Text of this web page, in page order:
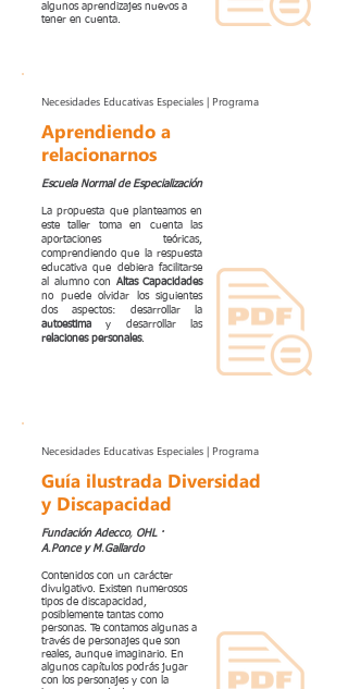
algunos aprendizajes nuevos a
tener en cuenta.
Necesidades Educativas Especiales | Programa
Aprendiendo a
relacionarnos
Escuela Normal de Especialización
La propuesta que planteamos en
este taller toma en cuenta las
aportaciones teóricas,
comprendiendo que la respuesta
educativa que debiera facilitarse
al alumno con Altas Capacidades
no puede olvidar los siguientes
dos aspectos: desarrollar la
autoestima y desarrollar las
relaciones personales.
Necesidades Educativas Especiales | Programa
Guía ilustrada Diversidad
y Discapacidad
Fundación Adecco, OHL ·
A.Ponce y M.Gallardo
Contenidos con un carácter
divulgativo. Existen numerosos
tipos de discapacidad,
posiblemente tantas como
personas. Te contamos algunas a
través de personajes que son
reales, aunque imaginario. En
algunos capítulos podrás jugar
con los personajes y con la